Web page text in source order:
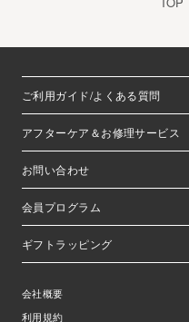
ご利用ガイド/よくある質問
アフターケア＆お修理サービス
お問い合わせ
会員プログラム
ギフトラッピング
会社概要
利用規約